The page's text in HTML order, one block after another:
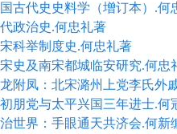
古代史史料学（增订本）.何
政治史.何忠礼著
科举制度史.何忠礼著
史及南宋都城临安研究.何忠
附凤：北宋潞州上党李氏外
朋党与太平兴国三年进士.何
世界：手眼通天共济会.何新